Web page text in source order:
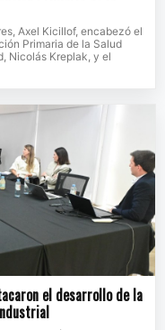
Axel Kicillof, encabezó el
Primaria de la Salud
Nicolás Kreplak, y el
el desarrollo de la